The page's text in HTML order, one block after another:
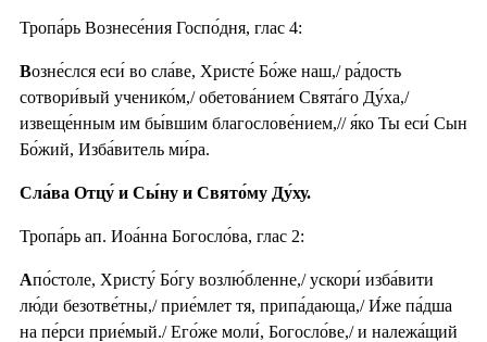
Тропа́рь Вознесе́ния Госпо́дня, глас 4:
Возне́слся еси́ во сла́ве, Христе́ Бо́же наш,/ ра́дость
сотвори́вый ученико́м,/ обетова́нием Свята́го Ду́ха,/
извеще́нным им бы́вшим благослове́нием,// я́ко Ты еси́ Сын
Бо́жий, Изба́витель ми́ра.
Сла́ва Отцу́ и Сы́ну и Свято́му Ду́ху.
Тропа́рь ап. Иоа́нна Богосло́ва, глас 2:
Апо́столе, Христу́ Бо́гу возлю́бленне,/ ускори́ изба́вити
лю́ди безотве́тны,/ прие́млет тя, припа́дающа,/ И́же па́дша
на пе́рси прие́мый./ Его́же моли́, Богосло́ве,/ и належа́щий